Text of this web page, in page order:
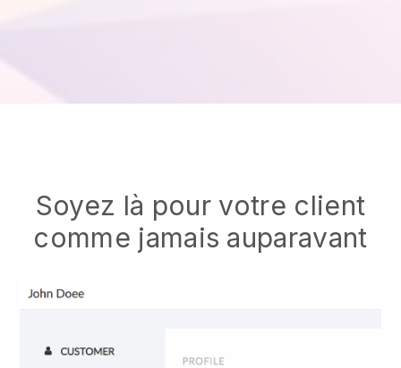
Soyez là pour votre client
comme jamais auparavant